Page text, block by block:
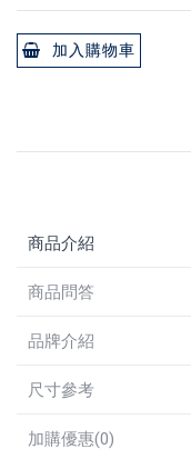
加入購物車
商品介紹
商品問答
品牌介紹
尺寸參考
加購優惠(0)